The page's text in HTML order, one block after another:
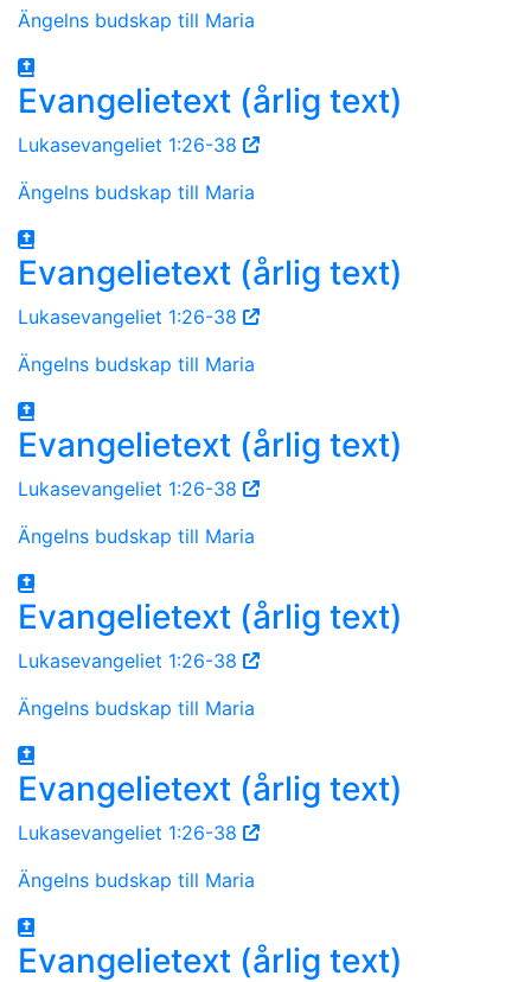
Ängelns budskap till Maria
Evangelietext (årlig text)
Lukasevangeliet 1:26-38
Ängelns budskap till Maria
Evangelietext (årlig text)
Lukasevangeliet 1:26-38
Ängelns budskap till Maria
Evangelietext (årlig text)
Lukasevangeliet 1:26-38
Ängelns budskap till Maria
Evangelietext (årlig text)
Lukasevangeliet 1:26-38
Ängelns budskap till Maria
Evangelietext (årlig text)
Lukasevangeliet 1:26-38
Ängelns budskap till Maria
Evangelietext (årlig text)